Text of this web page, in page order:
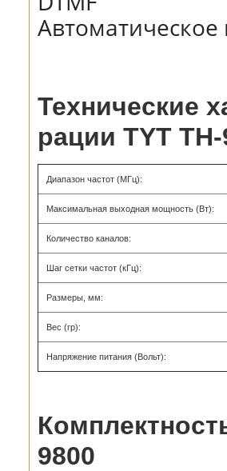
Технические
рации TYT
Диапазон частот (MГц):
Максимальная выходная мощность (Вт):
Количество каналов:
Шаг сетки частот (кГц):
Размеры, мм:
Вес (гр):
Напряжение питания (Вольт):
9800